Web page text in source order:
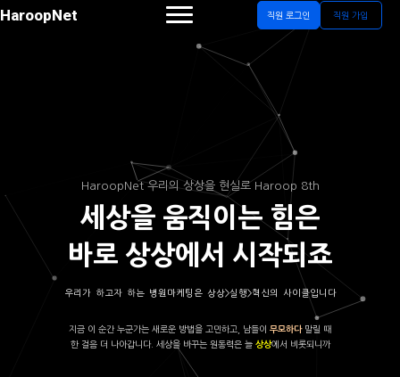
HaroopNet 직원 로그인 직원 가입
HaroopNet 우리의 상상을 현실로 Haroop 8th
세상을 움직이는 힘은
바로 상상에서 시작되죠
우리가 하고자 하는 병원마케팅은 상상>실행>혁신의 사이클입니다
지금 이 순간 누군가는 새로운 방법을 고민하고, 남들이 무모하다말릴 때
한 걸음 더 나아갑니다. 세상을 바꾸는 원동력은 늘 상상에서 비롯되니까